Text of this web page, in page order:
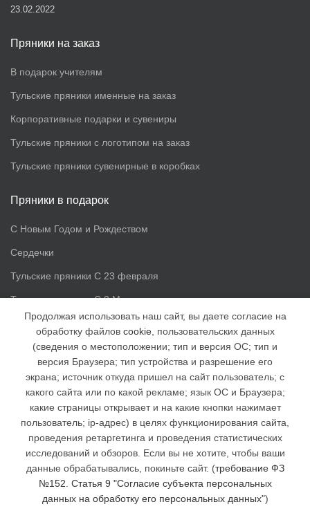
23.02.2022
Пряники на заказ
В подарок учителям
Тульские пряники именные на заказ
Корпоративные подарки и сувениры
Тульские пряники с логотипом на заказ
Тульские пряники сувенирные в коробках
Пряники в подарок
С Новым Годом и Рождеством
Сердечки
Тульские пряники С 23 февраля
Тульские пряники С 8 Марта
Доп. информация
Статьи
Доставка и оплата
Наша группа ВК
Отзывы
Продолжая использовать наш сайт, вы даете согласие на
обработку файлов cookie, пользовательских данных
(сведения о местоположении; тип и версия ОС; тип и
версия Браузера; тип устройства и разрешение его
экрана; источник откуда пришел на сайт пользователь; с
какого сайта или по какой рекламе; язык ОС и Браузера;
какие страницы открывает и на какие кнопки нажимает
пользователь; ip-адрес) в целях функционирования сайта,
проведения ретаргетинга и проведения статистических
исследований и обзоров. Если вы не хотите, чтобы ваши
данные обрабатывались, покиньте сайт. (требование ФЗ
№152. Статья 9 "Согласие субъекта персональных
данных на обработку его персональных данных")